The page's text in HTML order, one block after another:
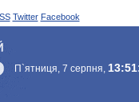
Twitter Facebook
П`ятниця, 7 серпня,